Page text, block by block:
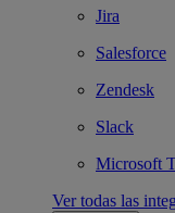
Jira
Salesforce
Zendesk
Slack
Microsoft
Ver todas las